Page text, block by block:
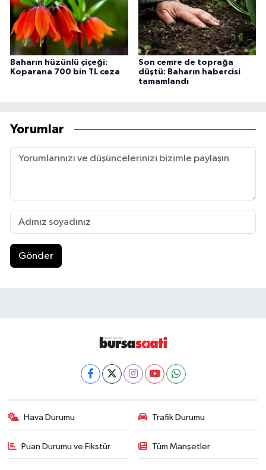
Baharın hüzünlü çiçeği:
Koparana 700 bin TL ceza
Son cemre de toprağa
düştü: Baharın habercisi
tamamlandı
Yorumlar
Gönder
Hava Durumu Trafik Durumu
Puan Durumu ve Fikstür Tüm Manşetler